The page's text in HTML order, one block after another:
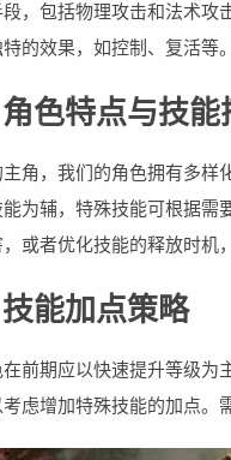
，包括物理攻击和法术攻
的效果，如控制、复活等。
色特点与技能
角，我们的角色拥有多样
为辅，特殊技能可根据需
或者优化技能的释放时机
能加点策略
前期应以快速提升等级为
虑增加特殊技能的加点。